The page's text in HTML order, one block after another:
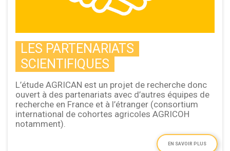
LES PARTENARIATS
SCIENTIFIQUES
L’étude AGRICAN est un projet de recherche donc
ouvert à des partenariats avec d’autres équipes de
recherche en France et à l’étranger (consortium
international de cohortes agricoles AGRICOH
notamment).
EN SAVOIR PLUS